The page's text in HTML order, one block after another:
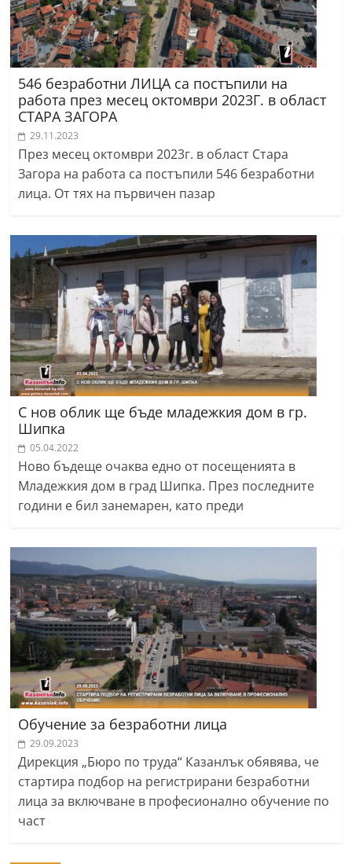
546 безработни ЛИЦА са постъпили на
работа през месец октомври 2023Г. в област
СТАРА ЗАГОРА
29.11.2023
През месец октомври 2023г. в област Стара
Загора на работа са постъпили 546 безработни
лица. От тях на първичен пазар
С нов облик ще бъде младежкия дом в гр.
Шипка
05.04.2022
Ново бъдеще очаква едно от посещенията в
Младежкия дом в град Шипка. През последните
години е бил занемарен, като преди
Обучение за безработни лица
29.09.2023
Дирекция „Бюро по труда“ Казанлък обявява, че
стартира подбор на регистрирани безработни
лица за включване в професионално обучение по
част